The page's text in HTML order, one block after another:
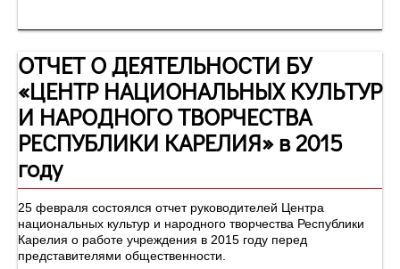
ОТЧЕТ О ДЕЯТЕЛЬНОСТИ БУ
«ЦЕНТР НАЦИОНАЛЬНЫХ КУЛЬТУР
И НАРОДНОГО ТВОРЧЕСТВА
РЕСПУБЛИКИ КАРЕЛИЯ» в 2015
году
25 февраля состоялся отчет руководителей Центра
национальных культур и народного творчества Республики
Карелия о работе учреждения в 2015 году перед
представителями общественности.